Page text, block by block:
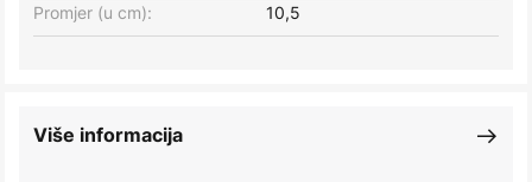
Promjer (u cm):
10,5
Više informacija